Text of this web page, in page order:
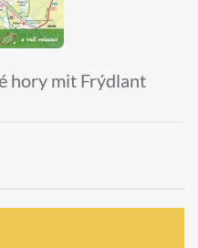
hory mit Frýdlant